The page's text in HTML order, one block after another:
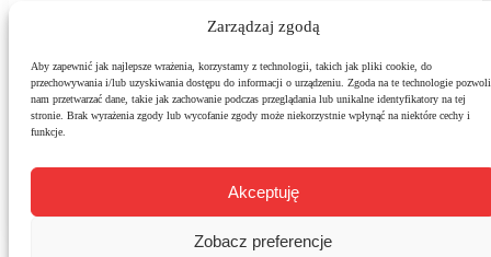
Zarządzaj zgodą
Aby zapewnić jak najlepsze wrażenia, korzystamy z technologii, takich jak pliki cookie, do
przechowywania i/lub uzyskiwania dostępu do informacji o urządzeniu. Zgoda na te technologie pozwoli
nam przetwarzać dane, takie jak zachowanie podczas przeglądania lub unikalne identyfikatory na tej
stronie. Brak wyrażenia zgody lub wycofanie zgody może niekorzystnie wpłynąć na niektóre cechy i
funkcje.
Akceptuję
Zobacz preferencje
Podróże
Polityka
Sport
Środowisko
Technologie